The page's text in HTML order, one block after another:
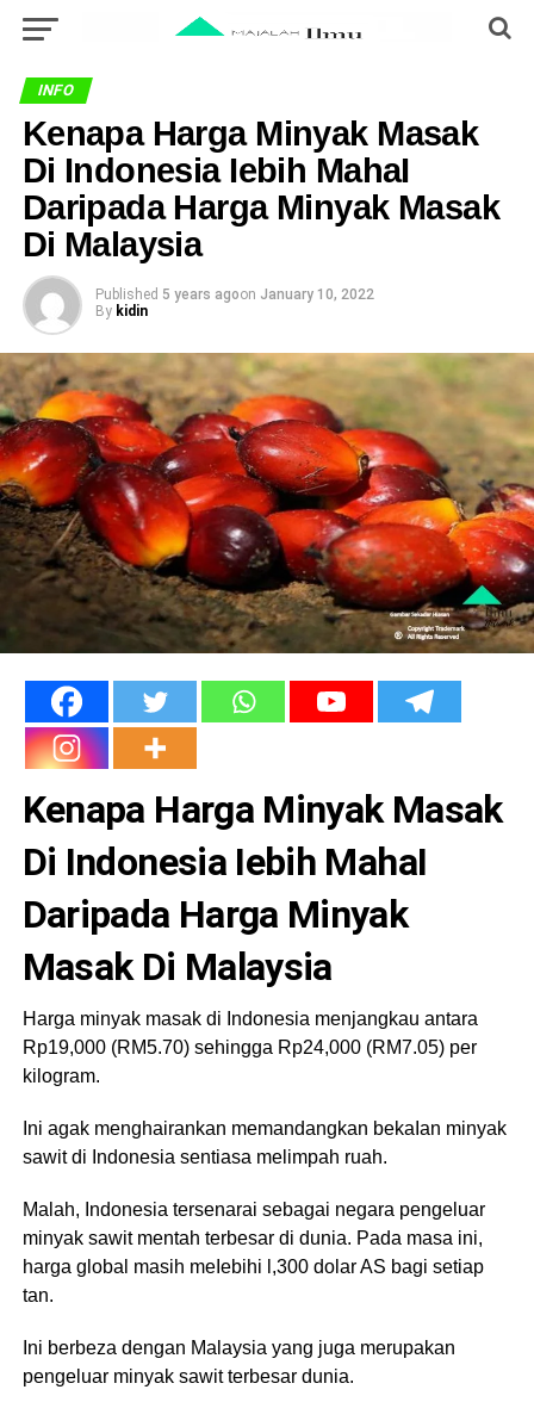
INFO
Kenapa Harga Minyak Masak
Di Indonesia Iebih MahaI
Daripada Harga Minyak Masak
Di Malaysia
Published 5 years agoon January 10, 2022
By kidin
Kenapa Harga Minyak Masak
Di Indonesia Iebih MahaI
Daripada Harga Minyak
Masak Di Malaysia
Harga minyak masak di Indonesia menjangkau antara
Rp19,000 (RM5.70) sehingga Rp24,000 (RM7.05) per
kilogram.
Ini agak menghairankan memandangkan bekaIan minyak
sawit di Indonesia sentiasa melimpah ruah.
Malah, Indonesia tersenarai sebagai negara pengeluar
minyak sawit mentah terbesar di dunia. Pada masa ini,
harga global masih meIebihi l,300 dolar AS bagi setiap
tan.
Ini berbeza dengan Malaysia yang juga merupakan
pengeluar minyak sawit terbesar dunia.